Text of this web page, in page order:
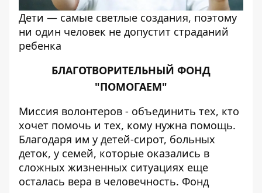
Дети — самые светлые создания, поэтому
ни один человек не допустит страданий
ребенка
БЛАГОТВОРИТЕЛЬНЫЙ ФОНД
"ПОМОГАЕМ"
Миссия волонтеров - объединить тех, кто
хочет помочь и тех, кому нужна помощь.
Благодаря им у детей-сирот, больных
деток, у семей, которые оказались в
сложных жизненных ситуациях еще
осталась вера в человечность. Фонд